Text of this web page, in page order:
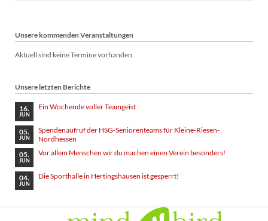
Unsere kommenden Veranstaltungen
Aktuell sind keine Termine vorhanden.
Unsere letzten Berichte
16.
JUN
Ein Wochende voller Teamgeist
05.
JUN
Spendenaufruf der HSG-Seniorenteams für Kleine-Riesen-
Nordhessen
05.
JUN
Vor allem Menschen wir du machen einen Verein besonders!
04.
JUN
Die Sporthalle in Hertingshausen ist gesperrt!